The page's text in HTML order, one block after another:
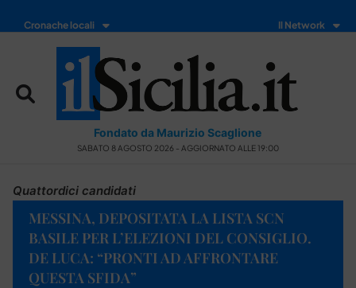
Cronache locali Il Network
Fondato da Maurizio Scaglione
SABATO 8 AGOSTO 2026 - AGGIORNATO ALLE 19:00
Quattordici candidati
MESSINA, DEPOSITATA LA LISTA SCN
BASILE PER L’ELEZIONI DEL CONSIGLIO.
DE LUCA: “PRONTI AD AFFRONTARE
QUESTA SFIDA”